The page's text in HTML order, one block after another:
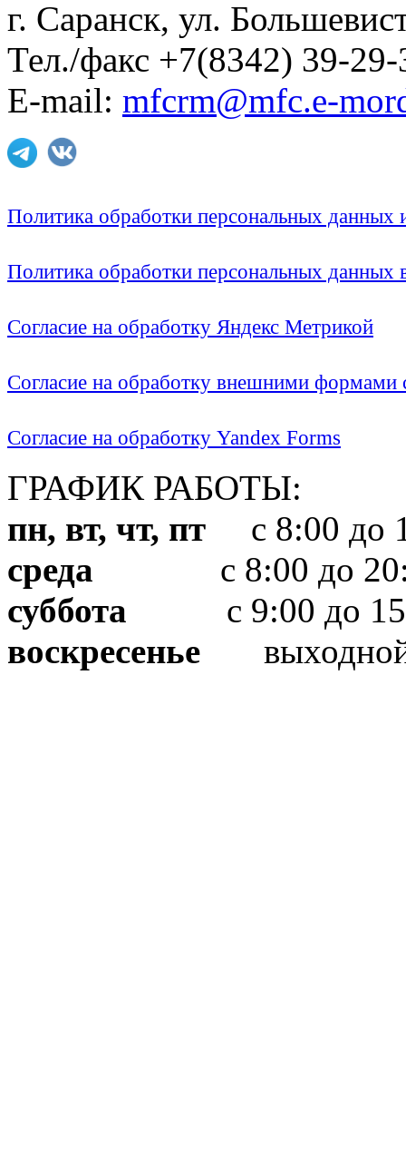
г. Саранск, ул.
Тел./факс +7(8342) 39-29-
E-mail: mfcrm@mfc.e-
Политика обработки персональных
Политика обработки персональных
Согласие на обработку Яндекс Метрикой
Согласие на обработку внешними формами
Согласие на обработку Yandex Forms
ГРАФИК РАБОТЫ:
пн, вт, чт, пт с 8:00 до
среда с 8:00 до
суббота с 9:00 до
воскресенье